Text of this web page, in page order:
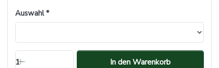
Auswahl
1 In den Warenkorb